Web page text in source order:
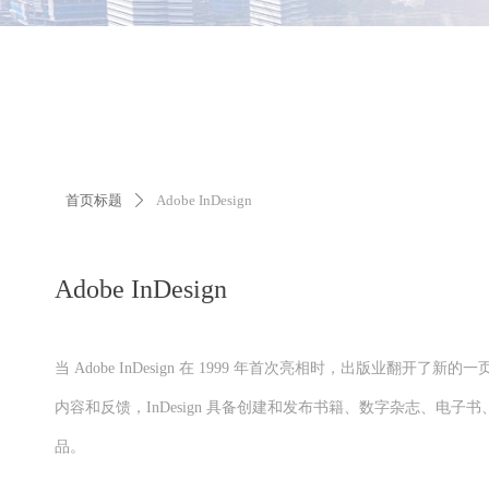
首页标题 ꄲ Adobe InDesign
Adobe InDesign
当 Adobe InDesign 在 1999 年首次亮相时，出版业翻开了新的
内容和反馈，InDesign 具备创建和发布书籍、数字杂志、电子
品。